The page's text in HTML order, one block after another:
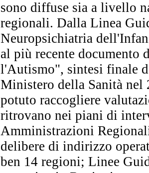
sono diffuse sia a livello
regionali. Dalla Linea
Neuropsichiatria
al più recente documento
l'Autismo", sintesi finale
Ministero della Sanità nel
potuto raccogliere
ritrovano nei piani di
Amministrazioni
delibere di indirizzo
ben 14 regioni; Linee